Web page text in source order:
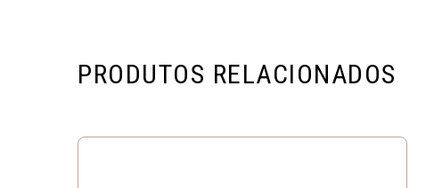
PRODUTOS RELACIONADOS